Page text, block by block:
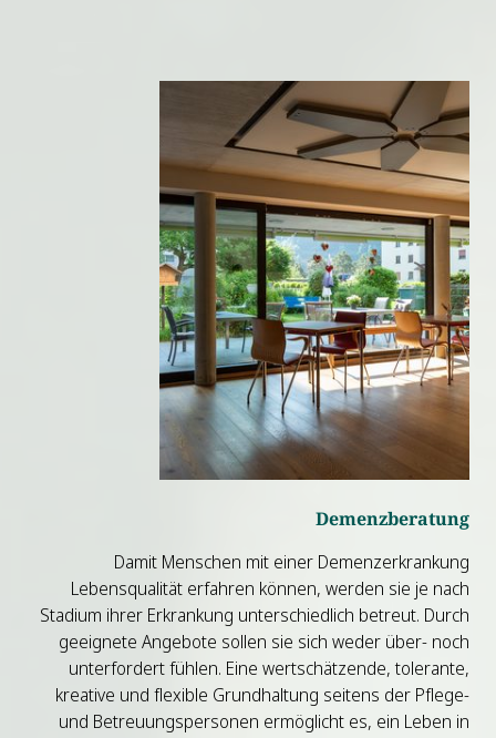
Demenzberatung
Damit Menschen mit einer Demenzerkrankung
Lebensqualität erfahren können, werden sie je nach
Stadium ihrer Erkrankung unterschiedlich betreut. Durch
geeignete Angebote sollen sie sich weder über- noch
unterfordert fühlen. Eine wertschätzende, tolerante,
kreative und flexible Grundhaltung seitens der Pflege-
und Betreuungspersonen ermöglicht es, ein Leben in